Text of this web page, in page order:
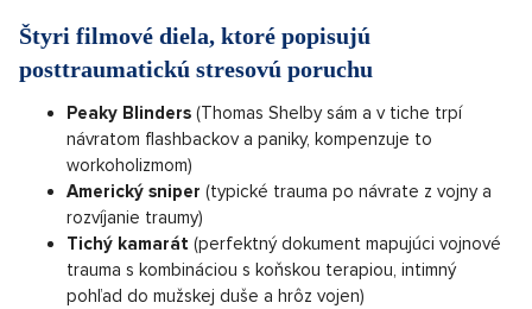
Štyri filmové diela, ktoré popisujú
posttraumatickú stresovú poruchu
Peaky Blinders (Thomas Shelby sám a v tiche trpí
návratom flashbackov a paniky, kompenzuje to
workoholizmom)
Americký sniper (typické trauma po návrate z vojny a
rozvíjanie traumy)
Tichý kamarát (perfektný dokument mapujúci vojnové
trauma s kombináciou s koňskou terapiou, intimný
pohľad do mužskej duše a hrôz vojen)